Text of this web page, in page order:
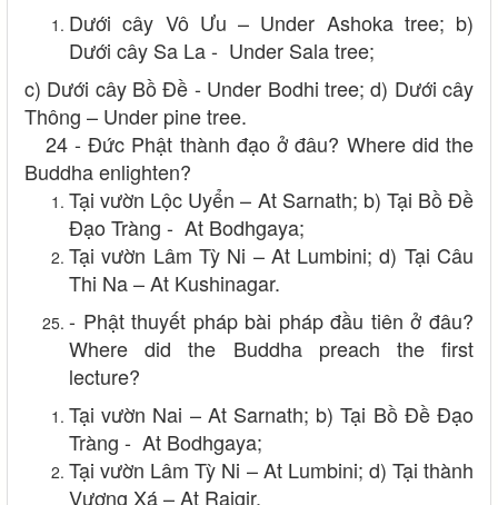
Dưới cây Vô Ưu – Under Ashoka tree; b)
Dưới cây Sa La - Under Sala tree;
c) Dưới cây Bồ Đề - Under Bodhi tree; d) Dưới cây
Thông – Under pine tree.
24 - Đức Phật thành đạo ở đâu? Where did the
Buddha enlighten?
Tại vườn Lộc Uyển – At Sarnath; b) Tại Bồ Đề
Đạo Tràng - At Bodhgaya;
Tại vườn Lâm Tỳ Ni – At Lumbini; d) Tại Câu
Thi Na – At Kushinagar.
- Phật thuyết pháp bài pháp đầu tiên ở đâu?
Where did the Buddha preach the first
lecture?
Tại vườn Nai – At Sarnath; b) Tại Bồ Đề Đạo
Tràng - At Bodhgaya;
Tại vườn Lâm Tỳ Ni – At Lumbini; d) Tại thành
Vương Xá – At Rajgir.